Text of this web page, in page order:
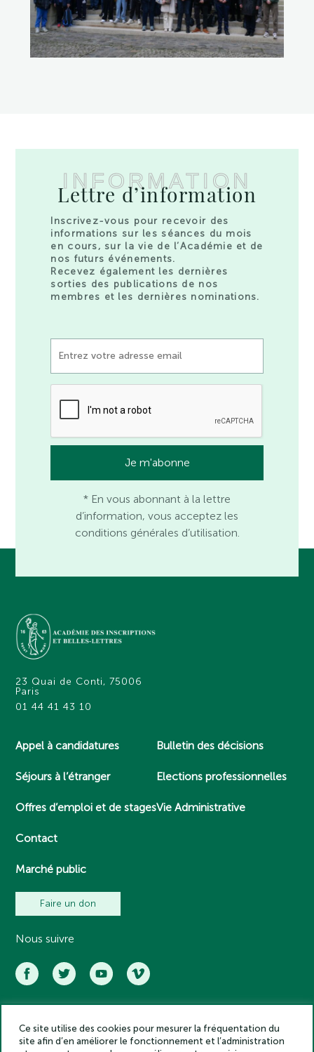
INFORMATION
Lettre d’information
Inscrivez-vous pour recevoir des
informations sur les séances du mois
en cours, sur la vie de l’Académie et de
nos futurs événements.
Recevez également les dernières
sorties des publications de nos
membres et les dernières nominations.
* En vous abonnant à la lettre
d’information, vous acceptez les
conditions générales d’utilisation.
23 Quai de Conti, 75006
Paris
01 44 41 43 10
Appel à candidatures
Séjours à l’étranger
Offres d’emploi et de stages
Contact
Marché public
Bulletin des décisions
Elections professionnelles
Vie Administrative
Faire un don
Nous suivre
Académie des inscriptions et belles lettres – Tous droits réservés
2025
Ce site utilise des cookies pour mesurer la fréquentation du
site afin d’en améliorer le fonctionnement et l’administration